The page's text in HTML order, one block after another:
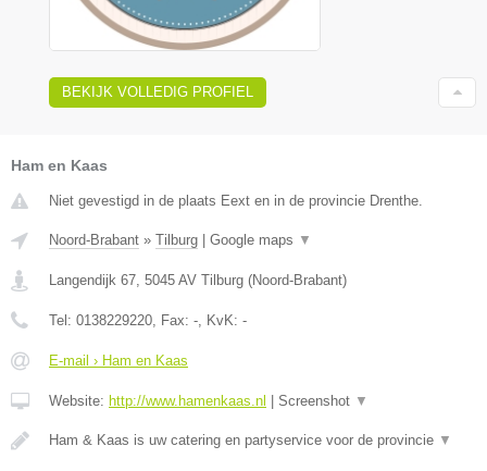
BEKIJK VOLLEDIG PROFIEL
Ham en Kaas
Niet gevestigd in de plaats Eext en in de provincie Drenthe.
Noord-Brabant » Tilburg Google maps ▼
Langendijk 67, 5045 AV Tilburg (Noord-Brabant)
Tel: 0138229220, Fax: -, KvK: -
E-mail › Ham en Kaas
Website: http://www.hamenkaas.nl Screenshot ▼
Ham & Kaas is uw catering en partyservice voor de provincie ▼